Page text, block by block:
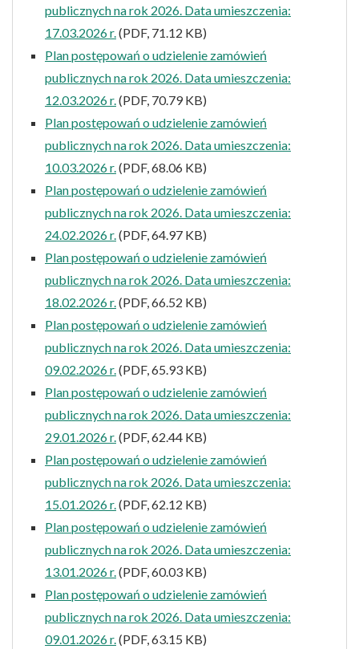
publicznych na rok 2026. Data umieszczenia:
17.03.2026 r.(PDF, 71.12 KB)
Plan postępowań o udzielenie zamówień
publicznych na rok 2026. Data umieszczenia:
12.03.2026 r.(PDF, 70.79 KB)
Plan postępowań o udzielenie zamówień
publicznych na rok 2026. Data umieszczenia:
10.03.2026 r.(PDF, 68.06 KB)
Plan postępowań o udzielenie zamówień
publicznych na rok 2026. Data umieszczenia:
24.02.2026 r.(PDF, 64.97 KB)
Plan postępowań o udzielenie zamówień
publicznych na rok 2026. Data umieszczenia:
18.02.2026 r.(PDF, 66.52 KB)
Plan postępowań o udzielenie zamówień
publicznych na rok 2026. Data umieszczenia:
09.02.2026 r.(PDF, 65.93 KB)
Plan postępowań o udzielenie zamówień
publicznych na rok 2026. Data umieszczenia:
29.01.2026 r.(PDF, 62.44 KB)
Plan postępowań o udzielenie zamówień
publicznych na rok 2026. Data umieszczenia:
15.01.2026 r.(PDF, 62.12 KB)
Plan postępowań o udzielenie zamówień
publicznych na rok 2026. Data umieszczenia:
13.01.2026 r.(PDF, 60.03 KB)
Plan postępowań o udzielenie zamówień
publicznych na rok 2026. Data umieszczenia:
09.01.2026 r.(PDF, 63.15 KB)